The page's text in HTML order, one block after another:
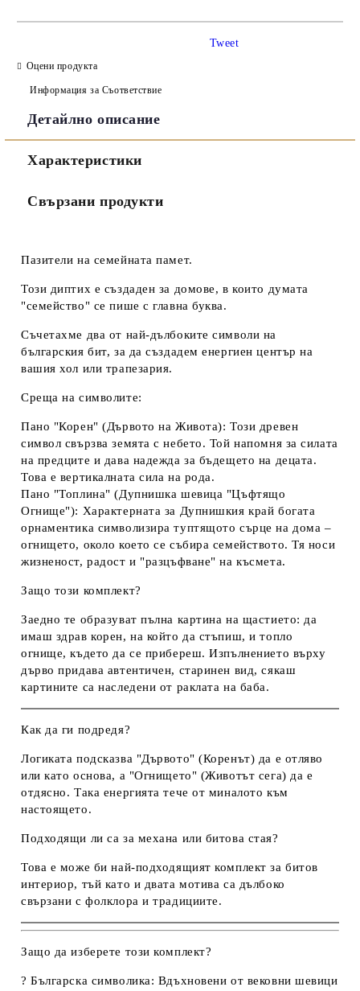
Ние ще се свържем с вас в рамките на работния ден.
Tweet
Оцени продукта
Информация за Съответствие
Детайлно описание
Характеристики
Свързани продукти
Пазители на семейната памет.
Този диптих е създаден за домове, в които думата
"семейство" се пише с главна буква.
Съчетахме два от най-дълбоките символи на
българския бит, за да създадем енергиен център на
вашия хол или трапезария.
Среща на символите:
Пано "Корен" (Дървото на Живота): Този древен
символ свързва земята с небето. Той напомня за силата
на предците и дава надежда за бъдещето на децата.
Това е вертикалната сила на рода.
Пано "Топлина" (Дупнишка шевица "Цъфтящо
Огнище"): Характерната за Дупнишкия край богата
орнаментика символизира туптящото сърце на дома –
огнището, около което се събира семейството. Тя носи
жизненост, радост и "разцъфване" на късмета.
Защо този комплект?
Заедно те образуват пълна картина на щастието: да
имаш здрав корен, на който да стъпиш, и топло
огнище, където да се прибереш. Изпълнението върху
дърво придава автентичен, старинен вид, сякаш
картините са наследени от раклата на баба.
Как да ги подредя?
Логиката подсказва "Дървото" (Коренът) да е отляво
или като основа, а "Огнището" (Животът сега) да е
отдясно. Така енергията тече от миналото към
настоящето.
Подходящи ли са за механа или битова стая?
Това е може би най-подходящият комплект за битов
интериор, тъй като и двата мотива са дълбоко
свързани с фолклора и традициите.
Защо да изберете този комплект?
?Българска символика: Вдъхновени от вековни шевици